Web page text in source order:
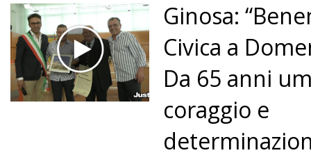
Ginosa:
Civica a
Da 65 anni
coraggio e